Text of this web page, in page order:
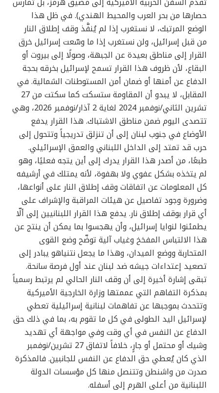
حصارها من بحر العرب والمحيط الهندي). في ظل هذا
الوضع المرتبك، لا نستغرب إذا لم يُنفَّذ وقف إطلاق النار
من قبل إسرائيل، ولن نستغرب إذا ما وسّعت إسرائيل خرق
القرار إلى مناطق بعيدة عن الجبهة، وصولًا إلى بيروت أو
البقاع، لأن ظروف هذا القرار تسمح لإسرائيل بخرقه بحجة
الدفاع عن أمنها أو ضمان أمن المستوطنات الشمالية. في
المقابل، لا يبدو أن المقاومة ستسكت كما سكتت من 27
تشرين الثاني/نوفمبر 2024 لغاية 2 آذار/نوفمبر 2026، وهي
تتصدى اليوم ضمن مناطق الاشتباك. هذا القرار يدفع
الأوضاع في جنوب لبنان إلى أن تنزلق تدريجياً وتتحول إلى
حرب قد تمتد إلى الداخل اللبناني والعمق الإسرائيلي.
طبعًا، من أصدر هذا القرار يدرك إلى أين يتجه فعليًا، وهو
لم يتخذه بشكل عفوي ولا بهفوة، لأنه يمتلك في أرشيفه
كل المعلومات عن اتفاقات وقف إطلاق النار على أنواعها،
وضرورة وجود تفاصيل عن هيئات المراقبة والإشراف على
أي قرار بوقف إطلاق نار. يدفع هذا القرار اللبنانيين إلى ألّا
يطمئنوا لنوايا إسرائيل، وأن يهجسوا بما يمكن أن ينتج عن
هذا الالتباس المفخخ وغياب آلية توضّح وضع القوى
المتحاربة ووضع الميدان، وهذا ما يجعل نتنياهو يبادر إلى
تصعيد إعتداءات جيشه ضد لبنان عند أول فرصة سانحة.
تبقى إشارة أخيرة إلى أن وقف النار الحالي لم يرتبط رسمياً
بمذكرة التفاهم التي عممتها وزارة الخارجية الأميركية
وتتحدث بموجبها عن تفاهمات لبنانية إسرائيلية تعطي
لإسرائيل اليد الطولى في كل ما تقوم به، بما في ذلك حق
الدفاع عن النفس في أي وقت وفي مواجهة أي تهديد
وشيك أو محتمل أو جارٍ، خلافاً لاتفاق 27 تشرين/نوفمبر
الذي كان يُعطي حق الدفاع عن النفس للجانبين. فالمذكرة
صدرت من واشنطن وتتنصل منها كل مؤسسات الدولة
اللبنانية من أعلى الهرم إلى أسفله.